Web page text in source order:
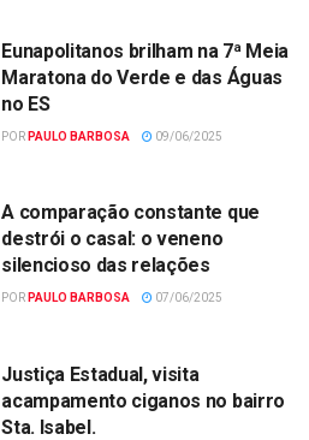
Eunapolitanos brilham na 7ª Meia
Maratona do Verde e das Águas
no ES
POR PAULO BARBOSA 09/06/2025
A comparação constante que
destrói o casal: o veneno
silencioso das relações
POR PAULO BARBOSA 07/06/2025
Justiça Estadual, visita
acampamento ciganos no bairro
Sta. Isabel.